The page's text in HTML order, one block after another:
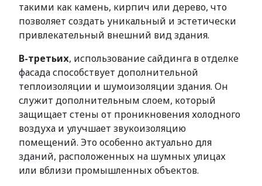
такими как камень, кирпич или дерево, что
позволяет создать уникальный и эстетически
привлекательный внешний вид здания.
В-третьих, использование сайдинга в отделке
фасада способствует дополнительной
теплоизоляции и шумоизоляции здания. Он
служит дополнительным слоем, который
защищает стены от проникновения холодного
воздуха и улучшает звукоизоляцию
помещений. Это особенно актуально для
зданий, расположенных на шумных улицах
или вблизи промышленных объектов.